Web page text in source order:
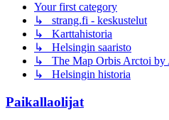
Your first category
↳ strang.fi - keskustelut
↳ Karttahistoria
↳ Helsingin saaristo
↳ The Map Orbis Arctoi by
↳ Helsingin historia
Paikallaolijat